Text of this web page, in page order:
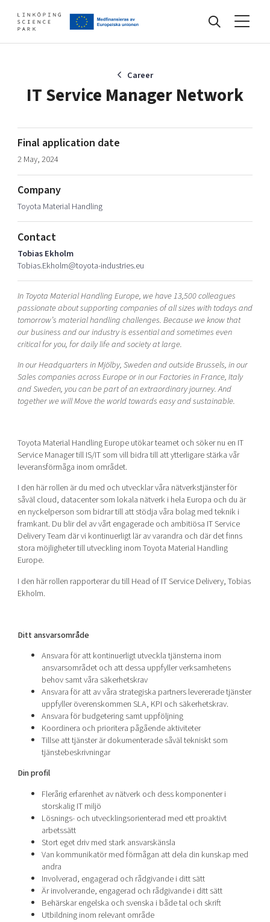
Artificial intelligence
Cybersecurity
Internet of Things
Global talent
Visual technologies
Shaping cities and regions
Bright East
East Sweden Tech Women
Reversed mentorship
Develop your company
Upgrade your skills & master new ones
Tech startups
Upscaling
Talent & skills
Startup & industry collaboration
Offers to boost your business
Funding opportunities
About
Our story, mission & vision
Our community of companies
Projects
Publications
Project toolbox
Our clusters
Locations
40 years anniversary
Today's lunch in Mjärdevi
Career
IT Service Manager Network
Final application date
2 May, 2024
Company
Toyota Material Handling
Contact
Tobias Ekholm
Tobias.Ekholm@toyota-industries.eu
In Toyota Material Handling Europe, we have 13,500 colleagues
passionate about supporting companies of all sizes with todays and
tomorrow’s material handling challenges. Because we know that
our business and our industry is essential and sometimes even
critical for you, for daily life and society at large.
In our Headquarters in Mjölby, Sweden and outside Brussels, in our
Sales companies across Europe or in our Factories in France, Italy
and Sweden, you can be part of an extraordinary journey. And
together we will Move the world towards easy and sustainable.
Toyota Material Handling Europe utökar teamet och söker nu en IT
Service Manager till IS/IT som vill bidra till att ytterligare stärka vår
leveransförmåga inom området.
I den här rollen är du med och utvecklar våra nätverkstjänster för
såväl cloud, datacenter som lokala nätverk i hela Europa och du är
en nyckelperson som bidrar till att stödja våra bolag med teknik i
framkant. Du blir del av vårt engagerade och ambitiösa IT Service
Delivery Team där vi kontinuerligt lär av varandra och där det finns
stora möjligheter till utveckling inom Toyota Material Handling
Europe.
I den här rollen rapporterar du till Head of IT Service Delivery, Tobias
Ekholm.
Ditt ansvarsområde
Ansvara för att kontinuerligt utveckla tjänsterna inom
ansvarsområdet och att dessa uppfyller verksamhetens
behov samt våra säkerhetskrav
Ansvara för att av våra strategiska partners levererade tjänster
uppfyller överenskommen SLA, KPI och säkerhetskrav.
Ansvara för budgetering samt uppföljning
Koordinera och prioritera pågående aktiviteter
Tillse att tjänster är dokumenterade såväl tekniskt som
tjänstebeskrivningar
Din profil
Flerårig erfarenhet av nätverk och dess komponenter i
storskalig IT miljö
Lösnings- och utvecklingsorienterad med ett proaktivt
arbetssätt
Stort eget driv med stark ansvarskänsla
Van kommunikatör med förmågan att dela din kunskap med
andra
Involverad, engagerad och rådgivande i ditt sätt
Är involverande, engagerad och rådgivande i ditt sätt
Behärskar engelska och svenska i både tal och skrift
Utbildning inom relevant område